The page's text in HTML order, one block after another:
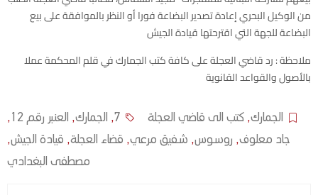
من الوكيل البحري إعادة تصدير البضاعة فورا أو النظر بالموافقة على بيع
البضاعة للجهة التي اقترحتها قيادة الجيش
ملاحظة : رد قاضي العجلة على كافة كتب الجمارك في قلم المحكمة عملا
بالأصول والقواعد القانوية
الجمارك, كتب الى قاضي العجلة 7
, الجمارك, العنبر رقم 12
,
جاد معلوف, روسوس, شفيق مرعي, قضاء العجلة, قيادة الجيش,
مصطفى البغدادي